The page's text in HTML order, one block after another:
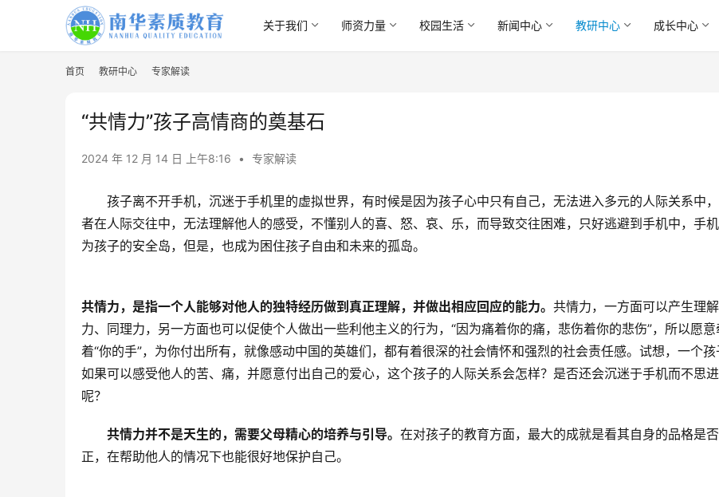
关于我们 师资力量 校园生活 新闻中心 教研中心 成长中心
首页 教研中心 专家解读
“共情力”孩子高情商的奠基石
2024 年 12 月 14 日 上午8:16 • 专家解读
孩子离不开手机，沉迷于手机里的虚拟世界，有时候是因为孩子心中只有自己，无法进入多元的人际关系中
者在人际交往中，无法理解他人的感受，不懂别人的喜、怒、哀、乐，而导致交往困难，只好逃避到手机中，手
为孩子的安全岛，但是，也成为困住孩子自由和未来的孤岛。
共情力，是指一个人能够对他人的独特经历做到真正理解，并做出相应回应的能力。 共情力，一方面可以产生理解
力、同理力，另一方面也可以促使个人做出一些利他主义的行为，“因为痛着你的痛，悲伤着你的悲伤”，所以愿意
着“你的手”，为你付出所有，就像感动中国的英雄们，都有着很深的社会情怀和强烈的社会责任感。试想，一个孩
如果可以感受他人的苦、痛，并愿意付出自己的爱心，这个孩子的人际关系会怎样？是否还会沉迷于手机而不思
呢？
共情力并不是天生的，需要父母精心的培养与引导。 在对孩子的教育方面，最大的成就是看其自身的品格是
正，在帮助他人的情况下也能很好地保护自己。